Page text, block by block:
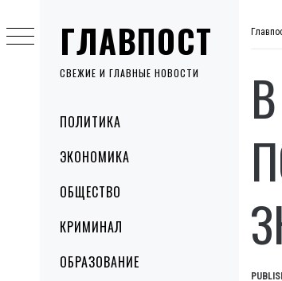
ГЛАВПОСТ
СВЕЖИЕ И ГЛАВНЫЕ НОВОСТИ
MenuПОЛИТИКА
ЭКОНОМИКА
ОБЩЕСТВО
КРИМИНАЛ
ОБРАЗОВАНИЕ
to
content